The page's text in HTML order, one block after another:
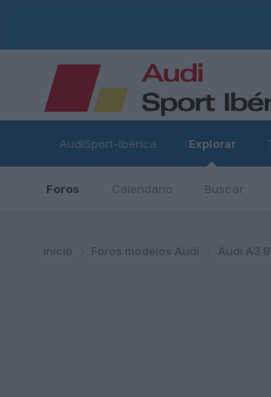
AudiSport-Ibérica Explorar
Foros Calendario Buscar
Inicio Foros modelos Audi Audi A3